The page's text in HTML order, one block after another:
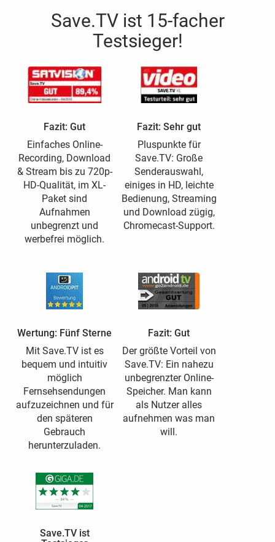
Save.TV ist 15-facher
Testsieger!
Fazit: Gut
Einfaches Online-
Recording, Download
& Stream bis zu 720p-
HD-Qualität, im XL-
Paket sind
Aufnahmen
unbegrenzt und
werbefrei möglich.
Fazit: Sehr gut
Pluspunkte für
Save.TV: Große
Senderauswahl,
einiges in HD, leichte
Bedienung, Streaming
und Download zügig,
Chromecast-Support.
Wertung: Fünf Sterne
Mit Save.TV ist es
bequem und intuitiv
möglich
Fernsehsendungen
aufzuzeichnen und für
den späteren
Gebrauch
herunterzuladen.
Fazit: Gut
Der größte Vorteil von
Save.TV: Ein nahezu
unbegrenzter Online-
Speicher. Man kann
als Nutzer alles
aufnehmen was man
will.
Save.TV ist